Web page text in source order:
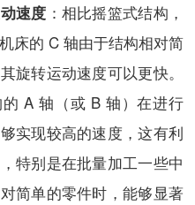
速度 ：相比摇篮式结构，
床的 C 轴由于结构相对简
旋转运动速度可以更快。
A 轴（或 B 轴）在进行
实现较高的速度，这有利
特别是在批量加工一些中
简单的零件时，能够显著